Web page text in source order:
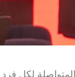
المتواصلة لكل